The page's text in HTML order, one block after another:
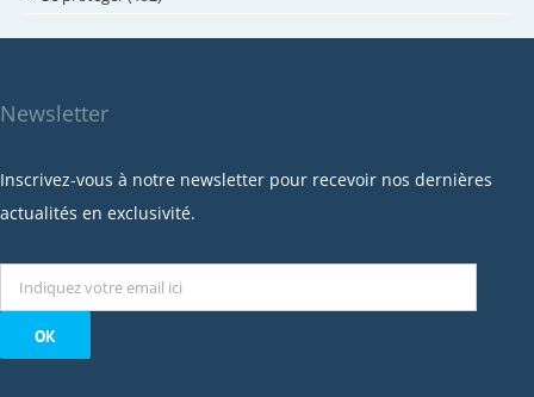
mars 2023
janvier 2023
décembre 2022
octobre 2022
septembre 2022
août 2022
Newsletter
Inscrivez-vous à notre newsletter pour recevoir nos dernières
actualités en exclusivité.